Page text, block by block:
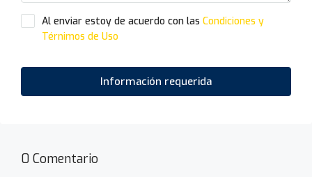
Al enviar estoy de acuerdo con las Condiciones y
Térnimos de Uso
Información requerida
0 Comentario